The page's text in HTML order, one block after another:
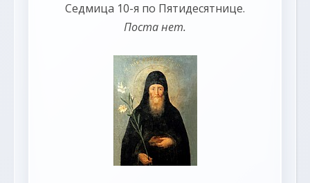
Седмица 10-я по Пятидесятнице.
Поста нет.